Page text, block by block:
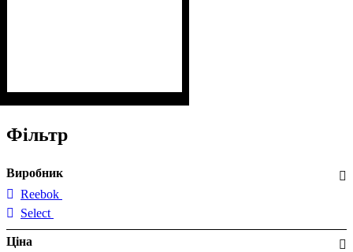
Фільтр
Виробник
Reebok
Select
Ціна